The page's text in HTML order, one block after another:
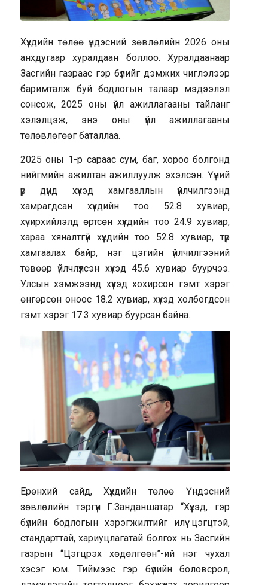
Хүүхдийн төлөө үндэсний зөвлөлийн 2026 оны
анхдугаар хуралдаан боллоо. Хуралдаанаар
Засгийн газраас гэр бүлийг дэмжих чиглэлээр
баримталж буй бодлогын талаар мэдээлэл
сонсож, 2025 оны үйл ажиллагааны тайланг
хэлэлцэж, энэ оны үйл ажиллагааны
төлөвлөгөөг баталлаа.
2025 оны 1-р сараас сум, баг, хороо болгонд
нийгмийн ажилтан ажиллуулж эхэлсэн. Үүний
үр дүнд хүүхэд хамгааллын үйлчилгээнд
хамрагдсан хүүхдийн тоо 52.8 хувиар,
хүчирхийлэлд өртсөн хүүхдийн тоо 24.9 хувиар,
хараа хяналтгүй хүүхдийн тоо 52.8 хувиар, түр
хамгаалах байр, нэг цэгийн үйлчилгээний
төвөөр үйлчлүүлсэн хүүхэд 45.6 хувиар буурчээ.
Улсын хэмжээнд хүүхэд хохирсон гэмт хэрэг
өнгөрсөн оноос 18.2 хувиар, хүүхэд холбогдсон
гэмт хэрэг 17.3 хувиар буурсан байна.
Ерөнхий сайд, Хүүхдийн төлөө Үндэсний
зөвлөлийн тэргүүн Г.Занданшатар “Хүүхэд, гэр
бүлийн бодлогын хэрэгжилтийг илүү цэгцтэй,
стандарттай, хариуцлагатай болгох нь Засгийн
газрын “Цэгцрэх хөдөлгөөн”-ий нэг чухал
хэсэг юм. Тиймээс гэр бүлийн боловсрол,